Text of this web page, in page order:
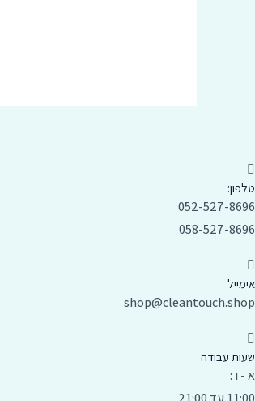
טלפון:
052-527-8696
058-527-8696
אימייל
shop@cleantouch.shop
שעות עבודה
א - ו :